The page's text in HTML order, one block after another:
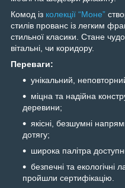
Комод із колекції “Моне”
стилів прованс із легким
стильної класики. Стане
вітальні, чи коридору.
Переваги:
унікальний,
міцна та надійна
деревини;
якісні, безшумні
дотягу;
широка палітра
безпечні та
пройшли сертифікацію.